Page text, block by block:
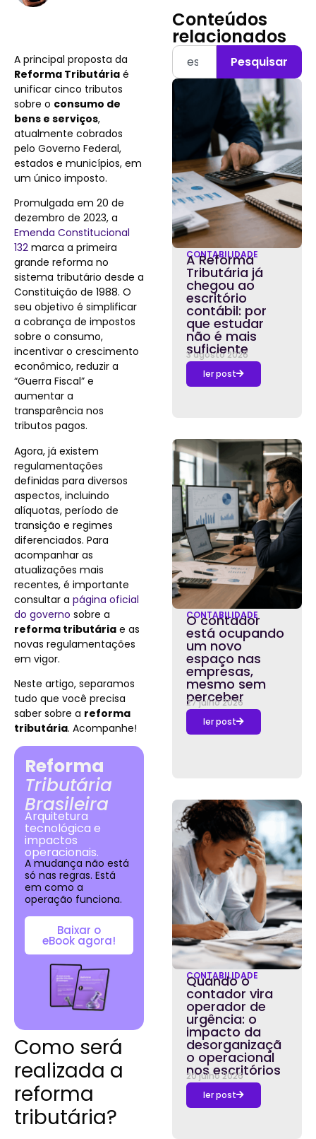
A principal proposta da
Reforma Tributária é
unificar cinco tributos
sobre o consumo de
bens e serviços,
atualmente cobrados
pelo Governo Federal,
estados e municípios, em
um único imposto.
Promulgada em 20 de
dezembro de 2023, a
Emenda Constitucional
132 marca a primeira
grande reforma no
sistema tributário desde a
Constituição de 1988. O
seu objetivo é simplificar
a cobrança de impostos
sobre o consumo,
incentivar o crescimento
econômico, reduzir a
“Guerra Fiscal” e
aumentar a
transparência nos
tributos pagos.
Agora, já existem
regulamentações
definidas para diversos
aspectos, incluindo
alíquotas, período de
transição e regimes
diferenciados. Para
acompanhar as
atualizações mais
recentes, é importante
consultar a página oficial
do governo sobre a
reforma tributária e as
novas regulamentações
em vigor.
Neste artigo, separamos
tudo que você precisa
saber sobre a reforma
tributária. Acompanhe!
Reforma
Tributária
Brasileira
Arquitetura
tecnológica e
impactos
operacionais.
A mudança não está
só nas regras. Está
em como a
operação funciona.
Baixar o
eBook agora!
Como será
realizada a
reforma
tributária?
Conteúdos
relacionados
Pesquisar
CONTABILIDADE
A Reforma
Tributária já
chegou ao
escritório
contábil: por
que estudar
não é mais
suficiente
3 agosto 2026
ler post
CONTABILIDADE
O contador
está ocupando
um novo
espaço nas
empresas,
mesmo sem
perceber
27 julho 2026
ler post
CONTABILIDADE
Quando o
contador vira
operador de
urgência: o
impacto da
desorganizaçã
o operacional
nos escritórios
20 julho 2026
ler post